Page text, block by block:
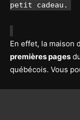
petit cadeau.
En effet, la maison
premières pages
québécois. Vous